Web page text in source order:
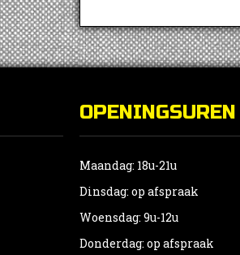
OPENINGSUREN
Maandag: 18u-21u
Dinsdag: op afspraak
Woensdag: 9u-12u
Donderdag: op afspraak